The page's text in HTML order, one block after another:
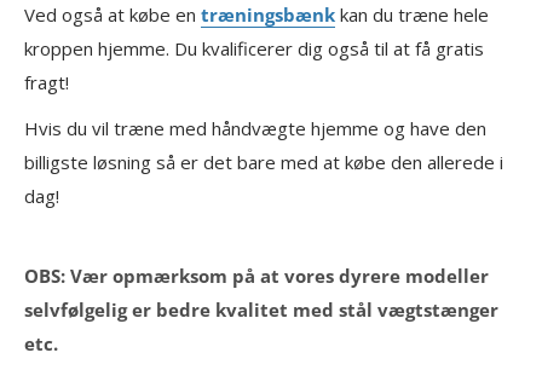
Ved også at købe en træningsbænk kan du træne hele
kroppen hjemme. Du kvalificerer dig også til at få gratis
fragt!
Hvis du vil træne med håndvægte hjemme og have den
billigste løsning så er det bare med at købe den allerede i
dag!
OBS: Vær opmærksom på at vores dyrere modeller
selvfølgelig er bedre kvalitet med stål vægtstænger
etc.